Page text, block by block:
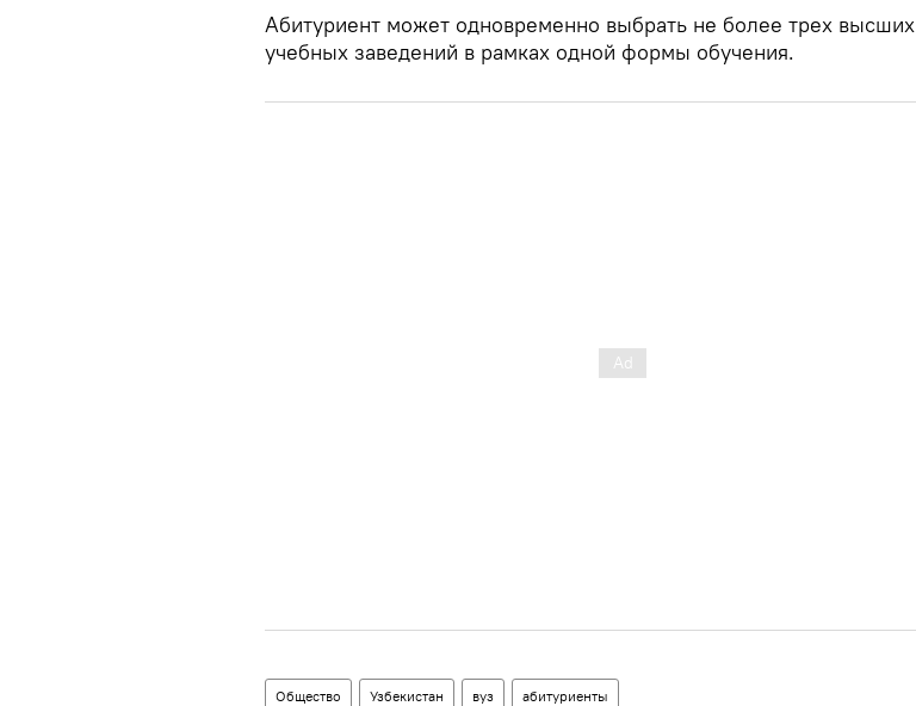
Абитуриент может одновременно выбрать не более трех высших
учебных заведений в рамках одной формы обучения.
Общество Узбекистан вуз абитуриенты